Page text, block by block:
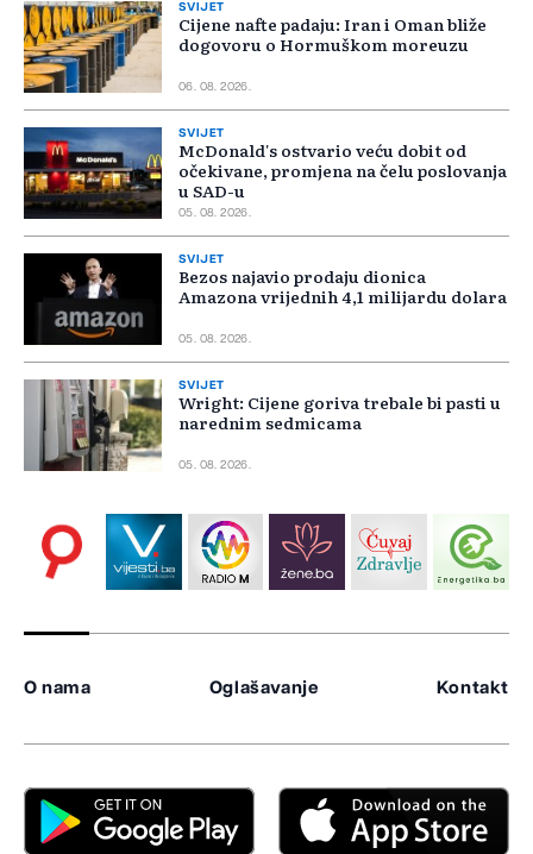
SVIJET
Cijene nafte padaju: Iran i Oman bliže
dogovoru o Hormuškom moreuzu
06. 08. 2026.
SVIJET
McDonald's ostvario veću dobit od
očekivane, promjena na čelu poslovanja
u SAD-u
05. 08. 2026.
SVIJET
Bezos najavio prodaju dionica
Amazona vrijednih 4,1 milijardu dolara
05. 08. 2026.
SVIJET
Wright: Cijene goriva trebale bi pasti u
narednim sedmicama
05. 08. 2026.
O nama Oglašavanje Kontakt